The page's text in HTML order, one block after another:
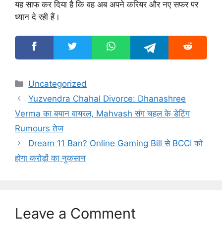
यह साफ कर दिया है कि वह अब अपने करियर और नए सफर पर
ध्यान दे रही हैं।
Categories
Uncategorized
Yuzvendra Chahal Divorce: Dhanashree
Verma का बयान वायरल, Mahvash संग चहल के डेटिंग
Rumours तेज
Dream 11 Ban? Online Gaming Bill से BCCI को
होगा करोड़ों का नुकसान
Leave a Comment